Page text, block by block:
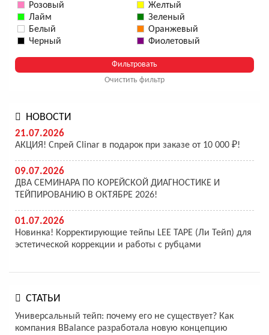
Розовый
Лайм
Белый
Черный
Желтый
Зеленый
Оранжевый
Фиолетовый
Очистить фильтр
НОВОСТИ
21.07.2026
АКЦИЯ! Спрей Clinar в подарок при заказе от 10 000 ₽!
09.07.2026
ДВА СЕМИНАРА ПО КОРЕЙСКОЙ ДИАГНОСТИКЕ И
ТЕЙПИРОВАНИЮ В ОКТЯБРЕ 2026!
01.07.2026
Новинка! Корректирующие тейпы LEE TAPE (Ли Тейп) для
эстетической коррекции и работы с рубцами
СТАТЬИ
Универсальный тейп: почему его не существует? Как
компания BBalance разработала новую концепцию